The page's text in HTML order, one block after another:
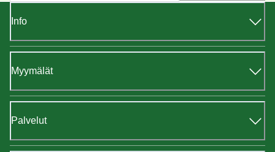
Info
Myymälät
Palvelut